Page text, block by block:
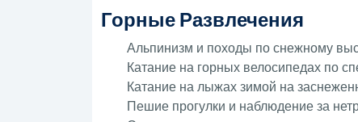
Горные Развлечения
Альпинизм и походы по снежному
Катание на горных велосипедах по
Катание на лыжах зимой на
Пешие прогулки и наблюдение за